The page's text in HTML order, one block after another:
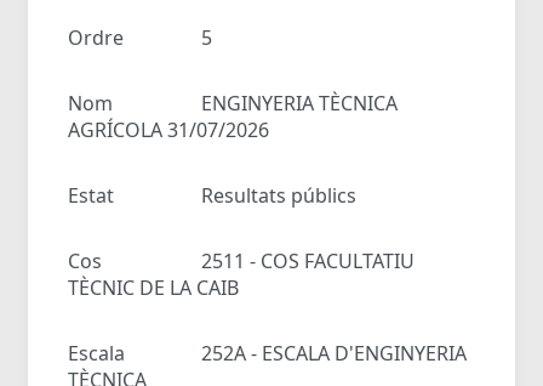
Ordre 5
Nom
ENGINYERIA TÈCNICA
AGRÍCOLA 31/07/2026
Estat Resultats públics
Cos
2511 - COS FACULTATIU
TÈCNIC DE LA CAIB
Escala
252A - ESCALA D'ENGINYERIA
TÈCNICA